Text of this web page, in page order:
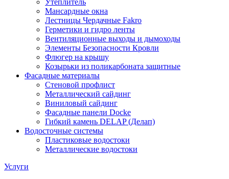
Утеплитель
Мансардные окна
Лестницы Чердачные Fakro
Герметики и гидро ленты
Вентиляционные выходы и дымоходы
Элементы Безопасности Кровли
Флюгер на крышу
Козырьки из поликарбоната защитные
Фасадные материалы
Стеновой профлист
Металлический сайдинг
Виниловый сайдинг
Фасадные панели Docke
Гибкий камень DELAP (Делап)
Водосточные системы
Пластиковые водостоки
Металлические водостоки
Услуги